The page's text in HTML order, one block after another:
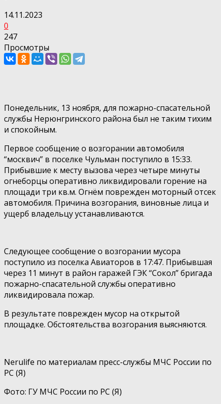
14.11.2023
0
247
Просмотры
Понедельник, 13 ноября, для пожарно-спасательной
службы Нерюнгринского района был не таким тихим
и спокойным.
Первое сообщение о возгорании автомобиля
“москвич” в поселке Чульман поступило в 15:33.
Прибывшие к месту вызова через четыре минуты
огнеборцы оперативно ликвидировали горение на
площади три кв.м. Огнём поврежден моторный отсек
автомобиля. Причина возгорания, виновные лица и
ущерб владельцу устанавливаются.
Следующее сообщение о возгорании мусора
поступило из поселка Авиаторов в 17:47. Прибывшая
через 11 минут в район гаражей ГЭК “Сокол” бригада
пожарно-спасательной службы оперативно
ликвидировала пожар.
В результате поврежден мусор на открытой
площадке. Обстоятельства возгорания выясняются.
Nerulife по материалам пресс-службы МЧС России по
РС (Я)
Фото: ГУ МЧС России по РС (Я)